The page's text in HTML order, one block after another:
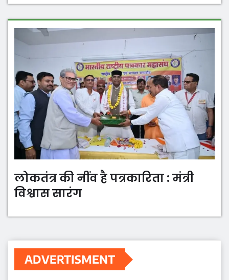
लोकतंत्र की नींव है पत्रकारिता : मंत्री
विश्वास सारंग
ADVERTISMENT